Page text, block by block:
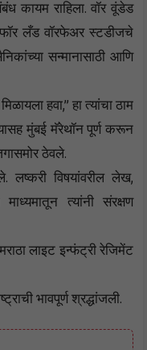
कायम राहिला. वॉर वूंडेड
लँड वॉरफेअर स्टडीजचे
सन्मानासाठी आणि
हवा,” हा त्यांचा ठाम
मुंबई मॅरेथॉन पूर्ण करून
ठेवले.
लष्करी विषयांवरील लेख,
त्यांनी संरक्षण
लाइट इन्फंट्री रेजिमेंट
भावपूर्ण श्रद्धांजली.